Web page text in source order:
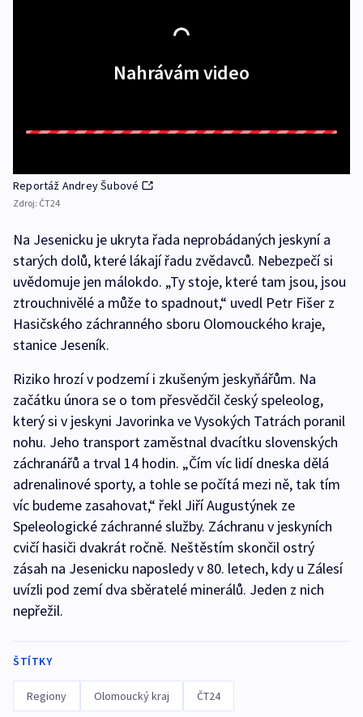
Nahrávám video
Reportáž Andrey Šubové
Zdroj: ČT24
Na Jesenicku je ukryta řada neprobádaných jeskyní a
starých dolů, které lákají řadu zvědavců. Nebezpečí si
uvědomuje jen málokdo. „Ty stoje, které tam jsou, jsou
ztrouchnivělé a může to spadnout,“ uvedl Petr Fišer z
Hasičského záchranného sboru Olomouckého kraje,
stanice Jeseník.
Riziko hrozí v podzemí i zkušeným jeskyňářům. Na
začátku února se o tom přesvědčil český speleolog,
který si v jeskyni Javorinka ve Vysokých Tatrách poranil
nohu. Jeho transport zaměstnal dvacítku slovenských
záchranářů a trval 14 hodin. „Čím víc lidí dneska dělá
adrenalinové sporty, a tohle se počítá mezi ně, tak tím
víc budeme zasahovat,“ řekl Jiří Augustýnek ze
Speleologické záchranné služby. Záchranu v jeskyních
cvičí hasiči dvakrát ročně. Neštěstím skončil ostrý
zásah na Jesenicku naposledy v 80. letech, kdy u Zálesí
uvízli pod zemí dva sběratelé minerálů. Jeden z nich
nepřežil.
ŠTÍTKY
Regiony Olomoucký kraj ČT24